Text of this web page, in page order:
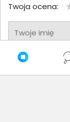
Twoja ocena:
Twoje imię
Twoja opinia